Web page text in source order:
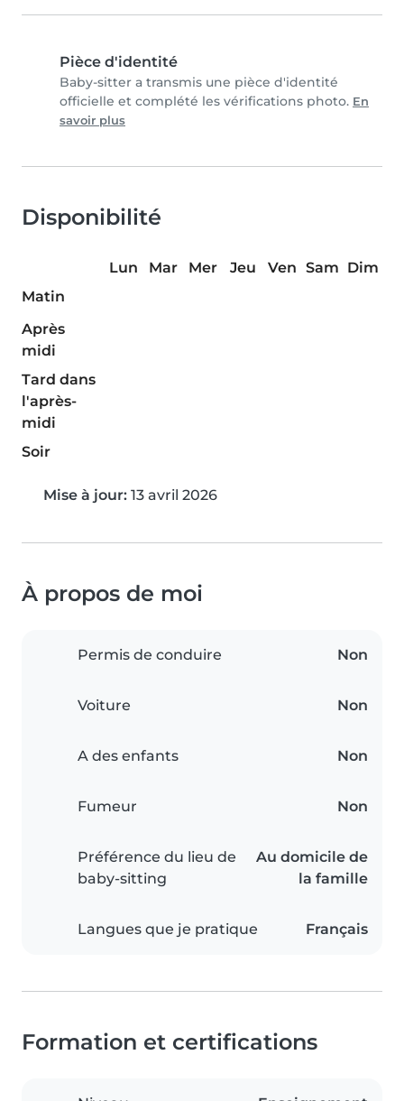
Pièce d'identité
Baby-sitter a transmis une pièce d'identité
officielle et complété les vérifications photo. En
savoir plus
Disponibilité
Lun Mar Mer Jeu Ven Sam Dim
Matin
Après
midi
Tard dans
l'après-
midi
Soir
Mise à jour: 13 avril 2026
À propos de moi
Permis de conduire Non
Voiture Non
A des enfants Non
Fumeur Non
Préférence du lieu de
baby-sitting
Au domicile de
la famille
Langues que je pratique Français
Formation et certifications